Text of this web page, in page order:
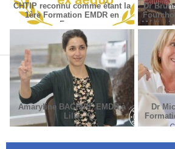
CHTIP reconnu comme étant la
1ère Formation EMDR en
France
Dr
Amaryline BACHIRI, EMDR à
Lille
Dr